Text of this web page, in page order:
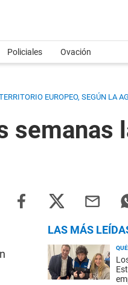
Policiales Ovación
EUROPEO, SEGÚN LA
semanas
LAS MÁS